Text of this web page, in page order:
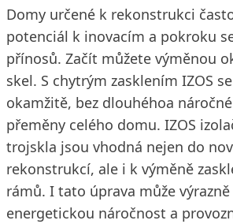
Domy určené k rekonstrukci
potenciál k inovacím a pokroku
přínosů. Začít můžete výměnou
skel. S chytrým zasklením IZOS
okamžitě, bez dlouhéhoa
přeměny celého domu. IZOS
trojskla jsou vhodná nejen do
rekonstrukcí, ale i k výměně
rámů. I tato úprava může
energetickou náročnost a